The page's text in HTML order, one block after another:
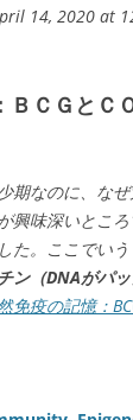
14, 2020 at
ＢＣＧとＣ
期なのに、なぜ
興味深いところ
た。ここでいう
ン（DNAがパ
免疫の記憶：